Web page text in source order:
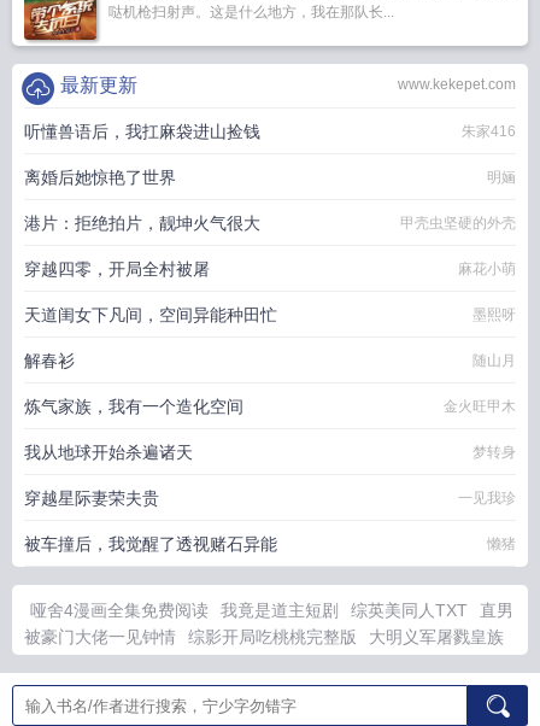
哒机枪扫射声。这是什么地方，我在那队长...
www.kekepet.com
最新更新
听懂兽语后，我扛麻袋进山捡钱 朱家416
离婚后她惊艳了世界 明婳
港片：拒绝拍片，靓坤火气很大 甲壳虫坚硬的外壳
穿越四零，开局全村被屠 麻花小萌
天道闺女下凡间，空间异能种田忙 墨熙呀
解春衫 随山月
炼气家族，我有一个造化空间 金火旺甲木
我从地球开始杀遍诸天 梦转身
穿越星际妻荣夫贵 一见我珍
被车撞后，我觉醒了透视赌石异能 懒猪
哑舍4漫画全集免费阅读 我竟是道主短剧 综英美同人TXT
直男
被豪门大佬一见钟情
综影开局吃桃桃完整版
大明义军屠戮皇族
1313232928519
星铁无名勋礼持续多久
王妃你五行缺我君莫
离
综影开局拿下刘静 沉冤昭雪的下一句 被侯府认回的时候真